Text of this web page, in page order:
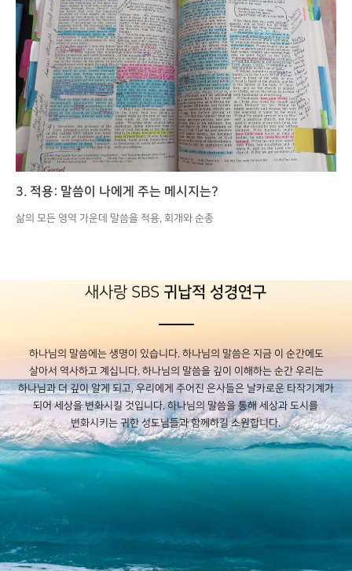
3. 적용: 말씀이 나에게 주는 메시지는?
삶의 모든 영역 가운데 말씀을 적용, 회개와 순종
새사랑 SBS 귀납적 성경연구
하나님의 말씀에는 생명이 있습니다. 하나님의 말씀은 지금 이 순간에도
살아서 역사하고 계십니다.하나님의 말씀을 깊이 이해하는 순간 우리는
하나님과 더 깊이 알게 되고, 우리에게 주어진 은사들은 날카로운 타작기계가
되어 세상을 변화시킬 것입니다.하나님의 말씀을 통해 세상과 도시를
변화시키는 귀한 성도님들과 함께하길 소원합니다.